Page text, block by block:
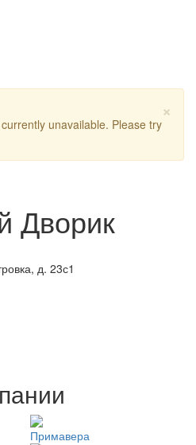
×
unavailable. Please try
Дворик
д. 23с1
Примавера